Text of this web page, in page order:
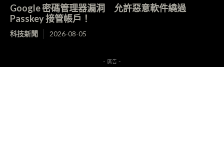
Google 密碼管理器漏洞 允許惡意軟件繞過
Passkey 接管帳戶！
科技新聞 2026-08-05
- 廣告 -